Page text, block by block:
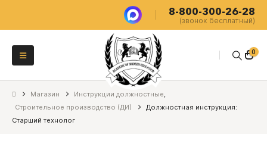
8-800-300-26-28
(звонок бесплатный)
0
Магазин Инструкции должностные,
Строительное производство (ДИ)
Должностная инструкция:
Старший технолог